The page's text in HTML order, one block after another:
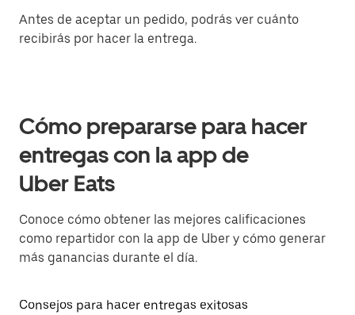
Antes de aceptar un pedido, podrás ver cuánto
recibirás por hacer la entrega.
Cómo prepararse para hacer
entregas con la app de
Uber Eats
Conoce cómo obtener las mejores calificaciones
como repartidor con la app de Uber y cómo generar
más ganancias durante el día.
Consejos para hacer entregas exitosas